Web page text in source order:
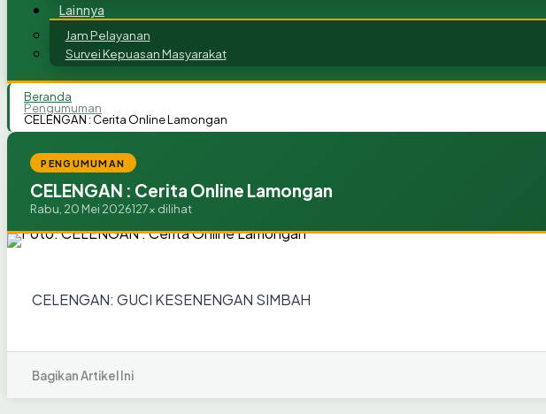
Lainnya
Jam Pelayanan
Survei Kepuasan Masyarakat
Beranda
Pengumuman
CELENGAN : Cerita Online Lamongan
PENGUMUMAN
CELENGAN : Cerita Online Lamongan
Rabu, 20 Mei 2026127x dilihat
CELENGAN: GUCI KESENENGAN SIMBAH
Bagikan Artikel Ini